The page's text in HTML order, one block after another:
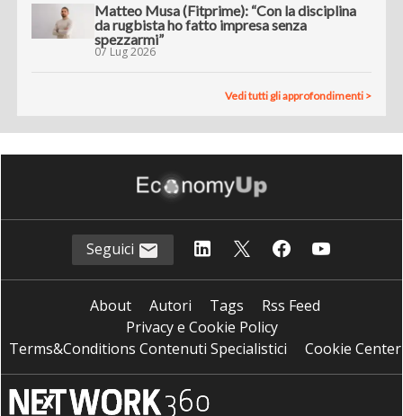
Matteo Musa (Fitprime): “Con la disciplina
da rugbista ho fatto impresa senza
spezzarmi”
07 Lug 2026
Vedi tutti gli approfondimenti >
Seguici
About Autori Tags
Rss Feed
Privacy e Cookie Policy
Terms&Conditions Contenuti Specialistici
Cookie Center